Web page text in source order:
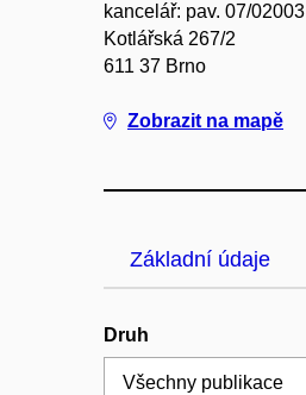
kancelář: pav. 07/02003
Kotlářská 267/2
611 37 Brno
Zobrazit na mapě
Základní údaje
Druh